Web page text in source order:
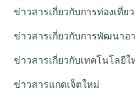
ข่าวสารเกี่ยวกับการท่องเที่ยว
ข่าวสารเกี่ยวกับการพัฒนาอ
ข่าวสารเกี่ยวกับเทคโนโลยีใ
ข่าวสารแกดเจ็ตใหม่